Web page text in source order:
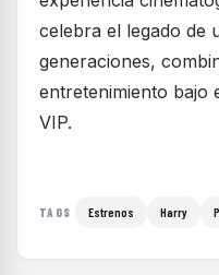
celebra el legado de
generaciones,
entretenimiento bajo
VIP.
TAGS Estrenos Harry